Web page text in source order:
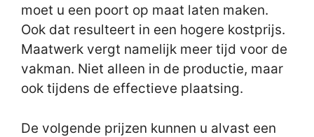
moet u een poort op maat laten maken.
Ook dat resulteert in een hogere kostprijs.
Maatwerk vergt namelijk meer tijd voor de
vakman. Niet alleen in de productie, maar
ook tijdens de effectieve plaatsing.
De volgende prijzen kunnen u alvast een